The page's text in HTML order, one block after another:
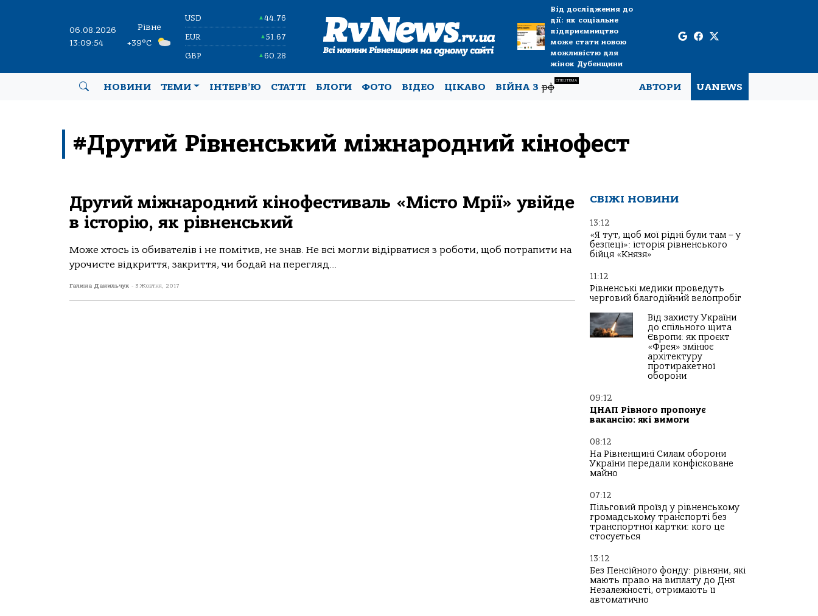
06.08.2026
13:09:54
Рівне
+39°C
USD ▲44.76
EUR ▲51.67
GBP ▲60.28
Від дослідження до
дії: як соціальне
підприємництво
може стати новою
можливістю для
жінок Дубенщини
НОВИНИ ТЕМИ ІНТЕРВ’Ю СТАТТІ БЛОГИ ФОТО ВІДЕО ЦІКАВО ВІЙНА Зрф
СПЕЦТЕМА
АВТОРИ UANEWS
#Другий Рівненський міжнародний кінофест
Другий міжнародний кінофестиваль «Місто Мрії» увійде
в історію, як рівненський
Може хтось із обивателів і не помітив, не знав. Не всі могли відірватися з роботи, щоб потрапити на
урочисте відкриття, закриття, чи бодай на перегляд...
Галина Данильчук - 3 Жовтня, 2017
СВІЖІ НОВИНИ
13:12
«Я тут, щоб мої рідні були там – у
безпеці»: історія рівненського
бійця «Князя»
11:12
Рівненські медики проведуть
черговий благодійний велопробіг
Від захисту України
до спільного щита
Європи: як проєкт
«Фрея» змінює
архітектуру
протиракетної
оборони
09:12
ЦНАП Рівного пропонує
вакансію: які вимоги
08:12
На Рівненщині Силам оборони
України передали конфісковане
майно
07:12
Пільговий проїзд у рівненському
громадському транспорті без
транспортної картки: кого це
стосується
13:12
Без Пенсійного фонду: рівняни, які
мають право на виплату до Дня
Незалежності, отримають її
автоматично